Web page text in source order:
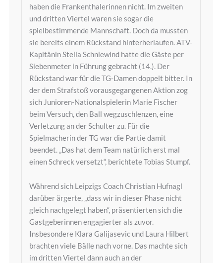
haben die Frankenthalerinnen nicht. Im zweiten
und dritten Viertel waren sie sogar die
spielbestimmende Mannschaft. Doch da mussten
sie bereits einem Rückstand hinterherlaufen. ATV-
Kapitänin Stella Schniewind hatte die Gäste per
Siebenmeter in Führung gebracht (14.). Der
Rückstand war für die TG-Damen doppelt bitter. In
der dem Strafstoß vorausgegangenen Aktion zog
sich Junioren-Nationalspielerin Marie Fischer
beim Versuch, den Ball wegzuschlenzen, eine
Verletzung an der Schulter zu. Für die
Spielmacherin der TG war die Partie damit
beendet. „Das hat dem Team natürlich erst mal
einen Schreck versetzt“, berichtete Tobias Stumpf.
Während sich Leipzigs Coach Christian Hufnagl
darüber ärgerte, „dass wir in dieser Phase nicht
gleich nachgelegt haben“, präsentierten sich die
Gastgeberinnen engagierter als zuvor.
Insbesondere Klara Galijasevic und Laura Hilbert
brachten viele Bälle nach vorne. Das machte sich
im dritten Viertel dann auch an der